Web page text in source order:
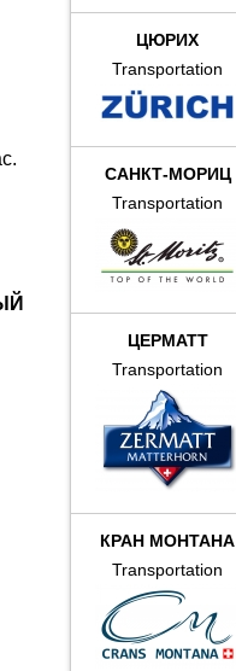
ЦЮРИХ
Transportation
САНКТ-МОРИЦ
Transportation
ЦЕРМАТТ
Transportation
КРАН МОНТАНА
Transportation